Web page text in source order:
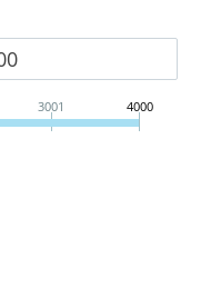
3001 4000